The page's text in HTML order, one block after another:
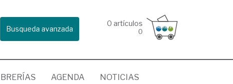
Busqueda avanzada
0 artículos
0
AGENDA NOTICIAS